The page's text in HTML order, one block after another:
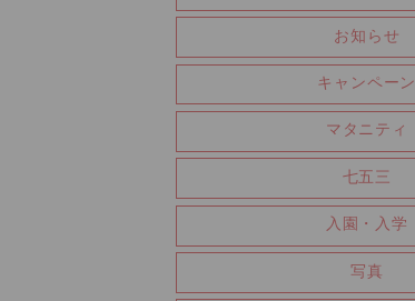
お知らせ
キャンペーン
マタニティ
七五三
入園・入学
写真